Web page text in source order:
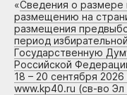
«Сведения о размере
размещению на
размещения
период
Государственную
Российской
18 – 20 сентября
www.kp40.ru (св-во